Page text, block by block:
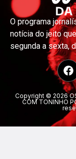
O programa
notícia do jeito
segunda a sexta,
Copyright © 2026
COM TONINHO